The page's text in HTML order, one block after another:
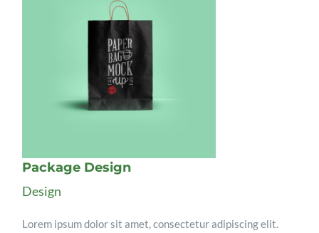
Package Design
Design
Lorem ipsum dolor sit amet, consectetur adipiscing elit.